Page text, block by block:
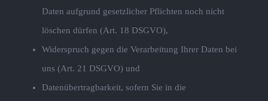
Daten aufgrund gesetzlicher Pflichten noch nicht
löschen dürfen (Art. 18 DSGVO),
Widerspruch gegen die Verarbeitung Ihrer Daten bei
uns (Art. 21 DSGVO) und
Datenübertragbarkeit, sofern Sie in die